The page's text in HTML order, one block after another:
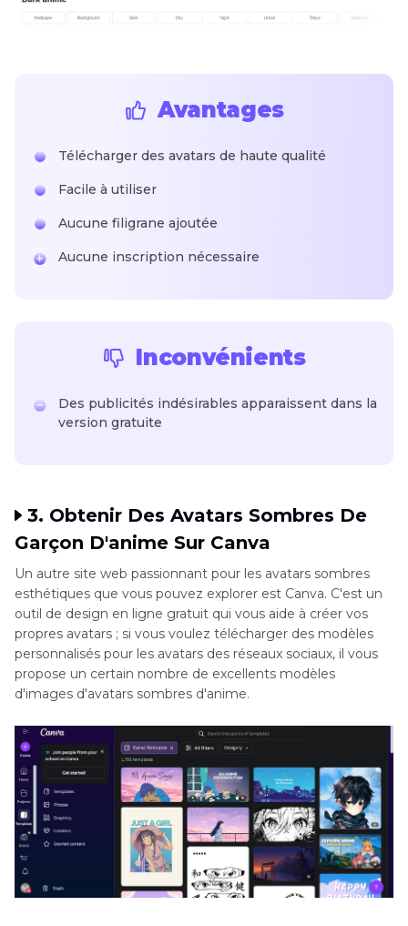
Avantages
Télécharger des avatars de haute qualité
Facile à utiliser
Aucune filigrane ajoutée
Aucune inscription nécessaire
Inconvénients
Des publicités indésirables apparaissent dans la
version gratuite
3. Obtenir Des Avatars Sombres De
Garçon D'anime Sur Canva
Un autre site web passionnant pour les avatars sombres
esthétiques que vous pouvez explorer est Canva. C'est un
outil de design en ligne gratuit qui vous aide à créer vos
propres avatars ; si vous voulez télécharger des modèles
personnalisés pour les avatars des réseaux sociaux, il vous
propose un certain nombre de excellents modèles
d'images d'avatars sombres d'anime.